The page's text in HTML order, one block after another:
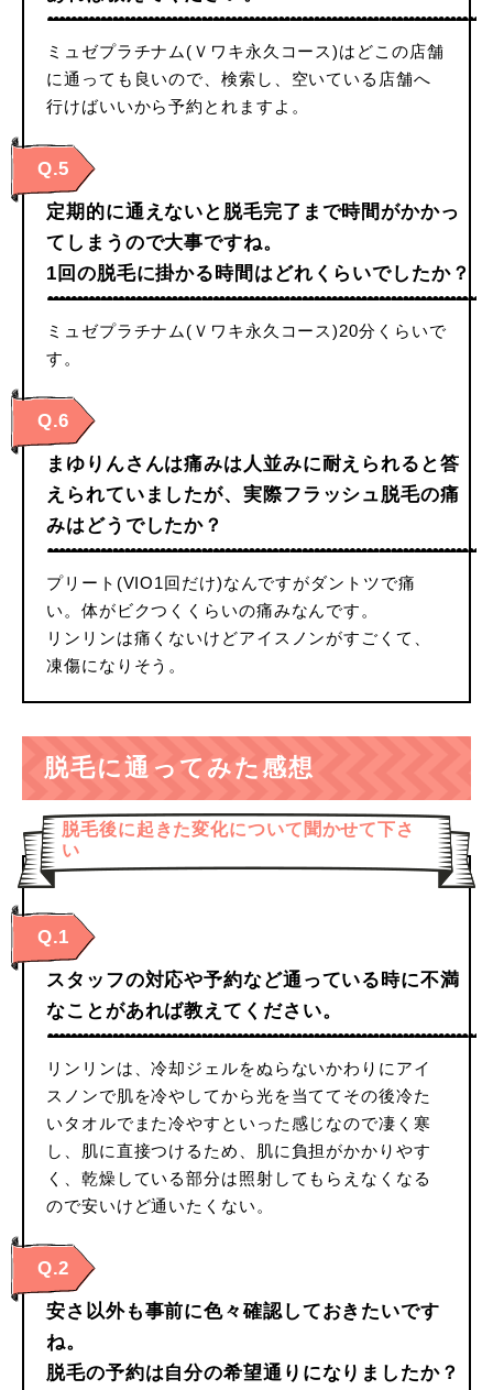
ミュゼプラチナム(Ｖワキ永久コース)はどこの店舗
に通っても良いので、検索し、空いている店舗へ
行けばいいから予約とれますよ。
Q.5
定期的に通えないと脱毛完了まで時間がかかっ
てしまうので大事ですね。
1回の脱毛に掛かる時間はどれくらいでしたか？
ミュゼプラチナム(Ｖワキ永久コース)20分くらいで
す。
Q.6
まゆりんさんは痛みは人並みに耐えられると答
えられていましたが、実際フラッシュ脱毛の痛
みはどうでしたか？
プリート(VIO1回だけ)なんですがダントツで痛
い。体がビクつくくらいの痛みなんです。
リンリンは痛くないけどアイスノンがすごくて、
凍傷になりそう。
脱毛に通ってみた感想
脱毛後に起きた変化について聞かせて下さ
い
Q.1
スタッフの対応や予約など通っている時に不満
なことがあれば教えてください。
リンリンは、冷却ジェルをぬらないかわりにアイ
スノンで肌を冷やしてから光を当ててその後冷た
いタオルでまた冷やすといった感じなので凄く寒
し、肌に直接つけるため、肌に負担がかかりやす
く、乾燥している部分は照射してもらえなくなる
ので安いけど通いたくない。
Q.2
安さ以外も事前に色々確認しておきたいです
ね。
脱毛の予約は自分の希望通りになりましたか？